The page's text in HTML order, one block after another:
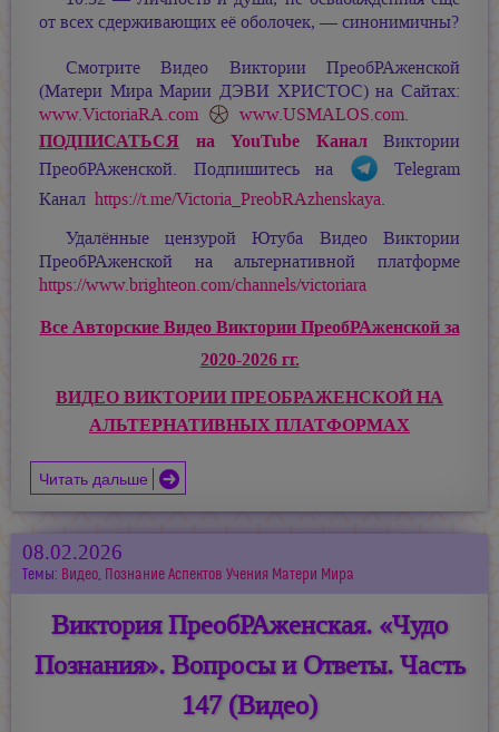
от всех сдерживающих её оболочек, — синонимичны?
Смотрите Видео Виктории ПреобРАженской
(Матери МираМарии ДЭВИ ХРИСТОС) на Сайтах:
www.VictoriaRA.com
www.USMALOS.com.
ПОДПИСАТЬСЯ на YouTube КаналВиктории
ПреобРАженской. Подпишитесь на
Telegram
Канал https://t.me/Victoria_PreobRAzhenskaya.
Удалённые цензурой Ютуба Видео Виктории
ПреобРАженской на альтернативной платформе
https://www.brighteon.com/channels/victoriara
Все Авторские Видео Виктории ПреобРАженской за
2020-2026 гг.
ВИДЕО ВИКТОРИИ ПРЕОБРАЖЕНСКОЙ НА
АЛЬТЕРНАТИВНЫХ ПЛАТФОРМАХ
Читать дальше
08.02.2026
Темы: Видео, Познание Аспектов Учения Матери Мира
Виктория ПреобРАженская. «Чудо
Познания». Вопросы и Ответы. Часть
147 (Видео)